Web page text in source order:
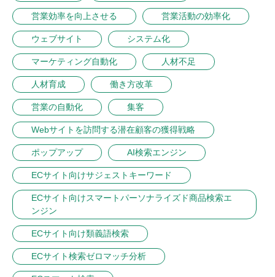
営業効率を向上させる 営業活動の効率化
ウェブサイト システム化
マーケティング自動化 人材不足
人材育成 働き方改革
営業の自動化 集客
Webサイトを訪問する潜在顧客の獲得戦略
ポップアップ AI検索エンジン
ECサイト向けサジェストキーワード
ECサイト向けスマートパーソナライズド商品検索エ
ンジン
ECサイト向け類義語検索
ECサイト検索ゼロマッチ分析